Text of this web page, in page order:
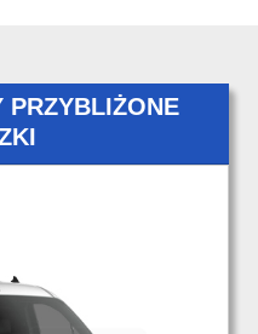
PRZYBLIŻONE